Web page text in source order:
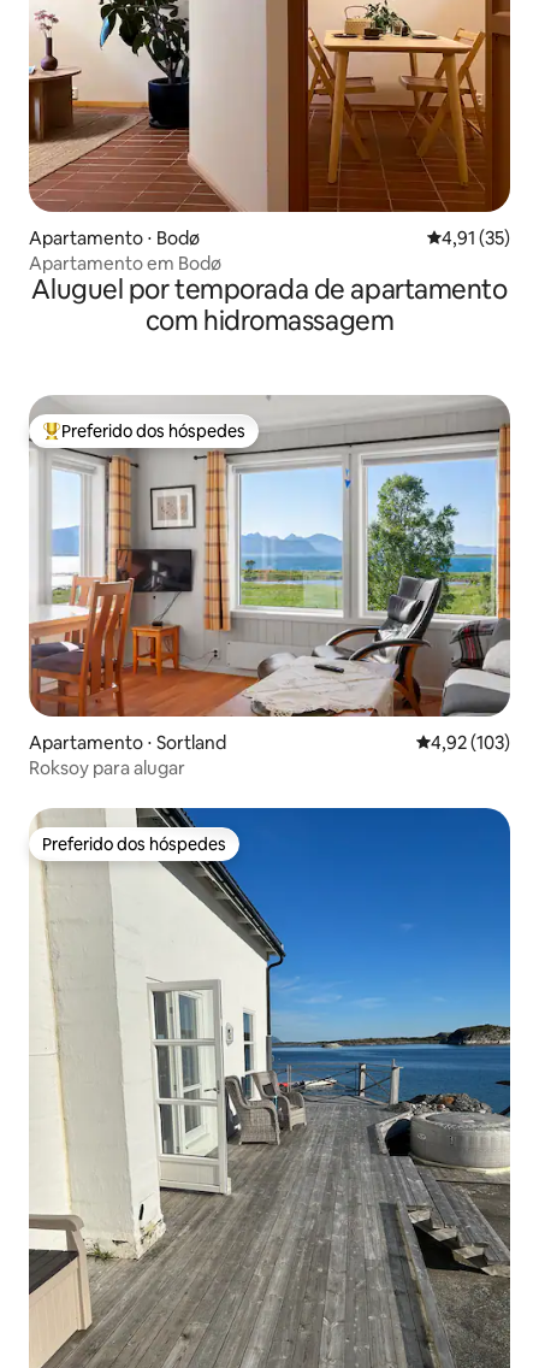
Apartamento ⋅ Bodø 4,91 de uma
4,91 (35)
Apartamento em Bodø
Aluguel por temporada de apartamento
com hidromassagem
Entre os melhores preferidos dos hóspedes
Preferido dos hóspedes
Apartamento ⋅ Sortland 4,92 de uma
4,92 (103)
Roksoy para alugar
Preferido dos hóspedes
Preferido dos hóspedes